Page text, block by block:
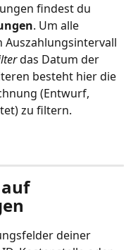
findest du
. Um alle
Auszahlungsintervall
das Datum der
besteht hier die
(Entwurf,
zu filtern.
auf
deiner